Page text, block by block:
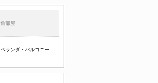
角部屋
ベランダ・バルコニー